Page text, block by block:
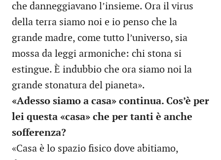
che danneggiavano l’insieme. Ora il virus
della terra siamo noi e io penso che la
grande madre, come tutto l’universo, sia
mossa da leggi armoniche: chi stona si
estingue. È indubbio che ora siamo noi la
grande stonatura del pianeta».
«Adesso siamo a casa» continua. Cos’è per
lei questa «casa» che per tanti è anche
sofferenza?
«Casa è lo spazio fisico dove abitiamo,